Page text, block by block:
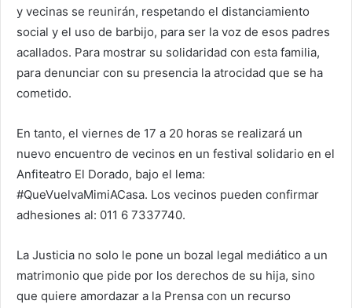
y vecinas se reunirán, respetando el distanciamiento
social y el uso de barbijo, para ser la voz de esos padres
acallados. Para mostrar su solidaridad con esta familia,
para denunciar con su presencia la atrocidad que se ha
cometido.
En tanto, el viernes de 17 a 20 horas se realizará un
nuevo encuentro de vecinos en un festival solidario en el
Anfiteatro El Dorado, bajo el lema:
#QueVuelvaMimiACasa. Los vecinos pueden confirmar
adhesiones al: 011 6 7337740.
La Justicia no solo le pone un bozal legal mediático a un
matrimonio que pide por los derechos de su hija, sino
que quiere amordazar a la Prensa con un recurso